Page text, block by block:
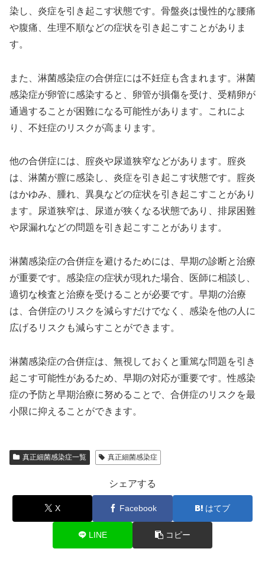
染し、炎症を引き起こす状態です。骨盤炎は慢性的な腰痛
や腹痛、生理不順などの症状を引き起こすことがありま
す。
また、淋菌感染症の合併症には不妊症も含まれます。淋菌
感染症が卵管に感染すると、卵管が損傷を受け、受精卵が
通過することが困難になる可能性があります。これによ
り、不妊症のリスクが高まります。
他の合併症には、腟炎や尿道狭窄などがあります。腟炎
は、淋菌が膣に感染し、炎症を引き起こす状態です。腟炎
はかゆみ、腫れ、異臭などの症状を引き起こすことがあり
ます。尿道狭窄は、尿道が狭くなる状態であり、排尿困難
や尿漏れなどの問題を引き起こすことがあります。
淋菌感染症の合併症を避けるためには、早期の診断と治療
が重要です。感染症の症状が現れた場合、医師に相談し、
適切な検査と治療を受けることが必要です。早期の治療
は、合併症のリスクを減らすだけでなく、感染を他の人に
広げるリスクも減らすことができます。
淋菌感染症の合併症は、無視しておくと重篤な問題を引き
起こす可能性があるため、早期の対応が重要です。性感染
症の予防と早期治療に努めることで、合併症のリスクを最
小限に抑えることができます。
真正細菌感染症一覧 真正細菌感染症
シェアする
X Facebook はてブ
LINE コピー